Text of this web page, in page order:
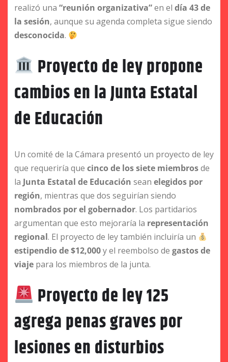
realizó una “reunión organizativa”en el día 43 de
la sesión, aunque su agenda completa sigue siendo
desconocida.
Proyecto de ley propone
cambios en la Junta Estatal
de Educación
Un comité de la Cámara presentó un proyecto de ley
que requeriría que cinco de los siete miembrosde
la Junta Estatal de Educación sean elegidos por
región, mientras que dos seguirían siendo
nombrados por el gobernador. Los partidarios
argumentan que esto mejoraría la representación
regional. El proyecto de ley también incluiría un
estipendio de $12,000y el reembolso de gastos de
viaje para los miembros de la junta.
Proyecto de ley 125
agrega penas graves por
lesiones en disturbios